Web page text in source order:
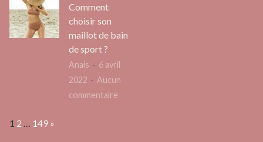
scénariste
ligne
Comment
choisir son
maillot de bain
de sport ?
Anais
6 avril
2022
Aucun
commentaire
Page:
1 2 … 149 Next
»